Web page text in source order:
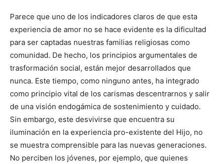
Parece que uno de los indicadores claros de que esta
experiencia de amor no se hace evidente es la dificultad
para ser captadas nuestras familias religiosas como
comunidad. De hecho, los principios argumentales de
trasformación social, están mejor desarrollados que
nunca. Este tiempo, como ninguno antes, ha integrado
como principio vital de los carismas descentrarnos y salir
de una visión endogámica de sostenimiento y cuidado.
Sin embargo, este desvivirse que encuentra su
iluminación en la experiencia pro-existente del Hijo, no
se muestra comprensible para las nuevas generaciones.
No perciben los jóvenes, por ejemplo, que quienes